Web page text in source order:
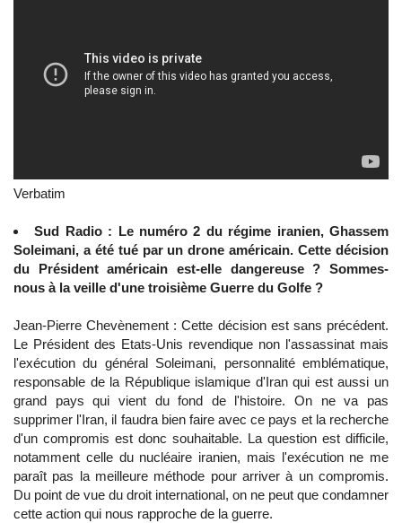
Verbatim
Sud Radio : Le numéro 2 du régime iranien, Ghassem
Soleimani, a été tué par un drone américain. Cette décision
du Président américain est-elle dangereuse ? Sommes-
nous à la veille d'une troisième Guerre du Golfe ?
Jean-Pierre Chevènement : Cette décision est sans précédent.
Le Président des Etats-Unis revendique non l'assassinat mais
l'exécution du général Soleimani, personnalité emblématique,
responsable de la République islamique d'Iran qui est aussi un
grand pays qui vient du fond de l'histoire. On ne va pas
supprimer l'Iran, il faudra bien faire avec ce pays et la recherche
d'un compromis est donc souhaitable. La question est difficile,
notamment celle du nucléaire iranien, mais l'exécution ne me
paraît pas la meilleure méthode pour arriver à un compromis.
Du point de vue du droit international, on ne peut que condamner
cette action qui nous rapproche de la guerre.